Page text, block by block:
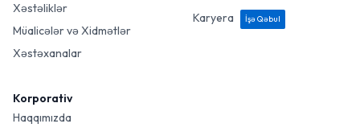
Xəstəliklər
Müalicələr və Xidmətlər
Xəstəxanalar
Karyera
İşə Qəbul
Korporativ
Haqqımızda